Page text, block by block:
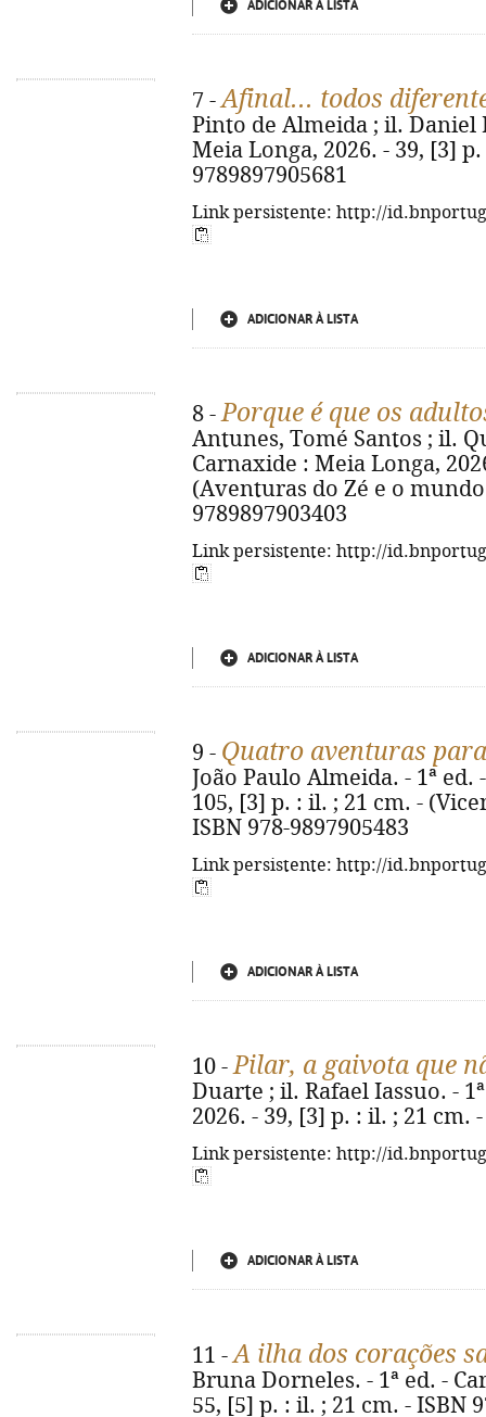
ADICIONAR À LISTA
7 -Afinal... todos
Pinto de Almeida ; il. Daniel
Meia Longa, 2026. - 39, [3]
9789897905681
Link persistente: http://
ADICIONAR À LISTA
8 -Porque é que os
Antunes, Tomé Santos ; il.
Carnaxide : Meia Longa,
(Aventuras do Zé e o
9789897903403
Link persistente: http://
ADICIONAR À LISTA
9 - Quatro aventuras
João Paulo Almeida. - 1ª
105, [3] p. : il. ; 21 cm. -
ISBN 978-9897905483
Link persistente: http://
ADICIONAR À LISTA
10 -Pilar, a gaivota que
Duarte ; il. Rafael Iassuo. -
2026. - 39, [3] p. : il. ; 21 cm.
Link persistente: http://
ADICIONAR À LISTA
11 -A ilha dos corações
Bruna Dorneles. - 1ª ed. -
55, [5] p. : il. ; 21 cm. - ISBN